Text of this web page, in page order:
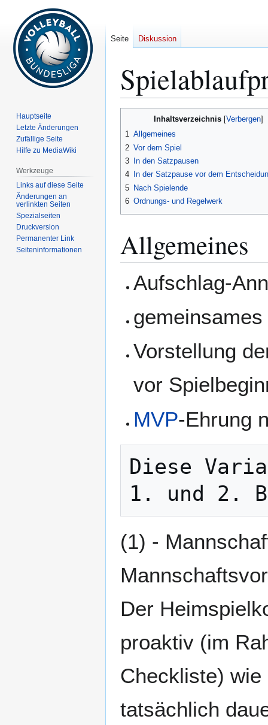
springen
springen
Inhaltsverzeichnis
1 Allgemeines
2 Vor dem Spiel
3
In den Satzpausen
4
In der Satzpause vor dem
5 Nach Spielende
6 Ordnungs- und Regelwerk
Allgemeines
Aufschlag-
Vorstellung
vor
MVP-Ehrung
Diese
(1) -
Der
proaktiv (im
Checkliste)
tatsächlich
Seite Diskussion
Hauptseite
Letzte Änderungen
Zufällige Seite
Hilfe zu MediaWiki
Werkzeuge
Links auf diese Seite
Änderungen an
verlinkten Seiten
Spezialseiten
Druckversion
Permanenter Link
Seiten­­informationen